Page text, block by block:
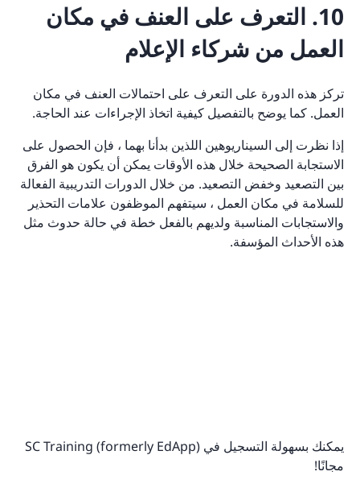
10. التعرف على العنف في مكان
العمل من شركاء الإعلام
تركز هذه الدورة على التعرف على احتمالات العنف في مكان
العمل. كما يوضح بالتفصيل كيفية اتخاذ الإجراءات عند الحاجة.
إذا نظرت إلى السيناريوهين اللذين بدأنا بهما ، فإن الحصول على
الاستجابة الصحيحة خلال هذه الأوقات يمكن أن يكون هو الفرق
بين التصعيد وخفض التصعيد. من خلال الدورات التدريبية الفعالة
للسلامة في مكان العمل ، سيتفهم الموظفون علامات التحذير
والاستجابات المناسبة ولديهم بالفعل خطة في حالة حدوث مثل
هذه الأحداث المؤسفة.
يمكنك بسهولة التسجيل في SC Training (formerly EdApp)
مجانًا!